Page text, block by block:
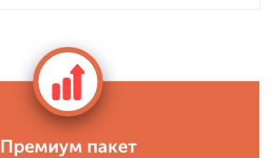
Премиум пакет